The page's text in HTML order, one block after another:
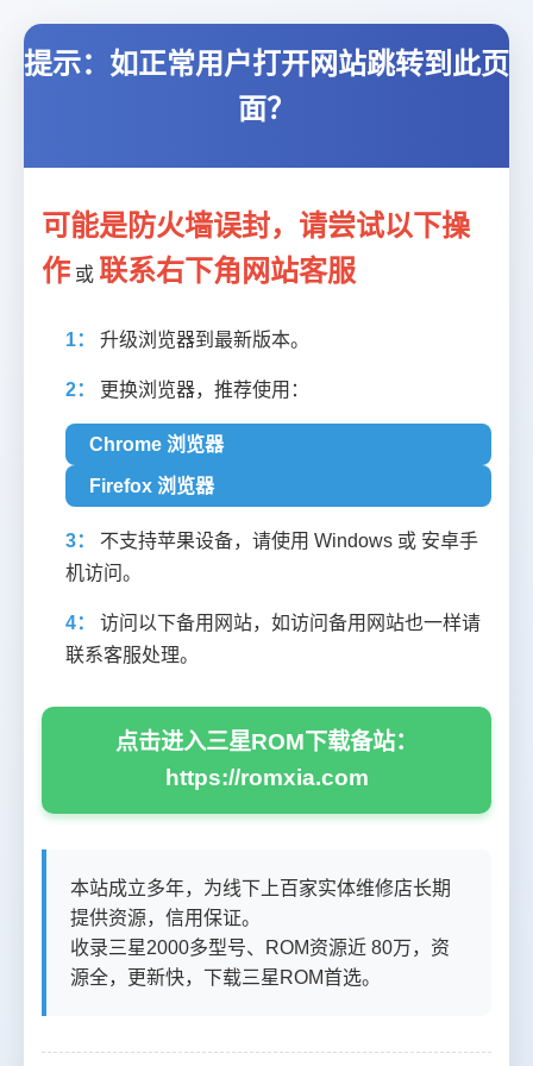
提示：如正常用户打开网站跳转到此页
面？
可能是防火墙误封，请尝试以下操
作 或 联系右下角网站客服
1： 升级浏览器到最新版本。
2： 更换浏览器，推荐使用：
Chrome 浏览器
Firefox 浏览器
3：
不支持苹果设备，请使用 Windows 或 安卓手
机访问。
4：
访问以下备用网站，如访问备用网站也一样请
联系客服处理。
点击进入三星ROM下载备站：
https://romxia.com
本站成立多年，为线下上百家实体维修店长期
提供资源，信用保证。
收录三星2000多型号、ROM资源近 80万，资
源全，更新快，下载三星ROM首选。